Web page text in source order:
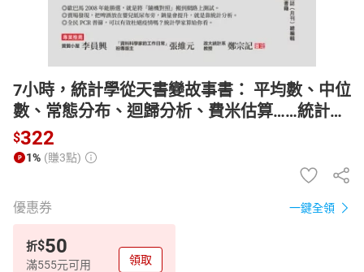
7小時，統計學從天書變故事書： 平均數、中位
數、常態分布、迴歸分析、費米估算……統計這
樣讀，輕鬆戰勝商學院大魔王。【電子書】
$322
1% (賺3點)
優惠券 一鍵全領
折$50
滿555元可用 領取